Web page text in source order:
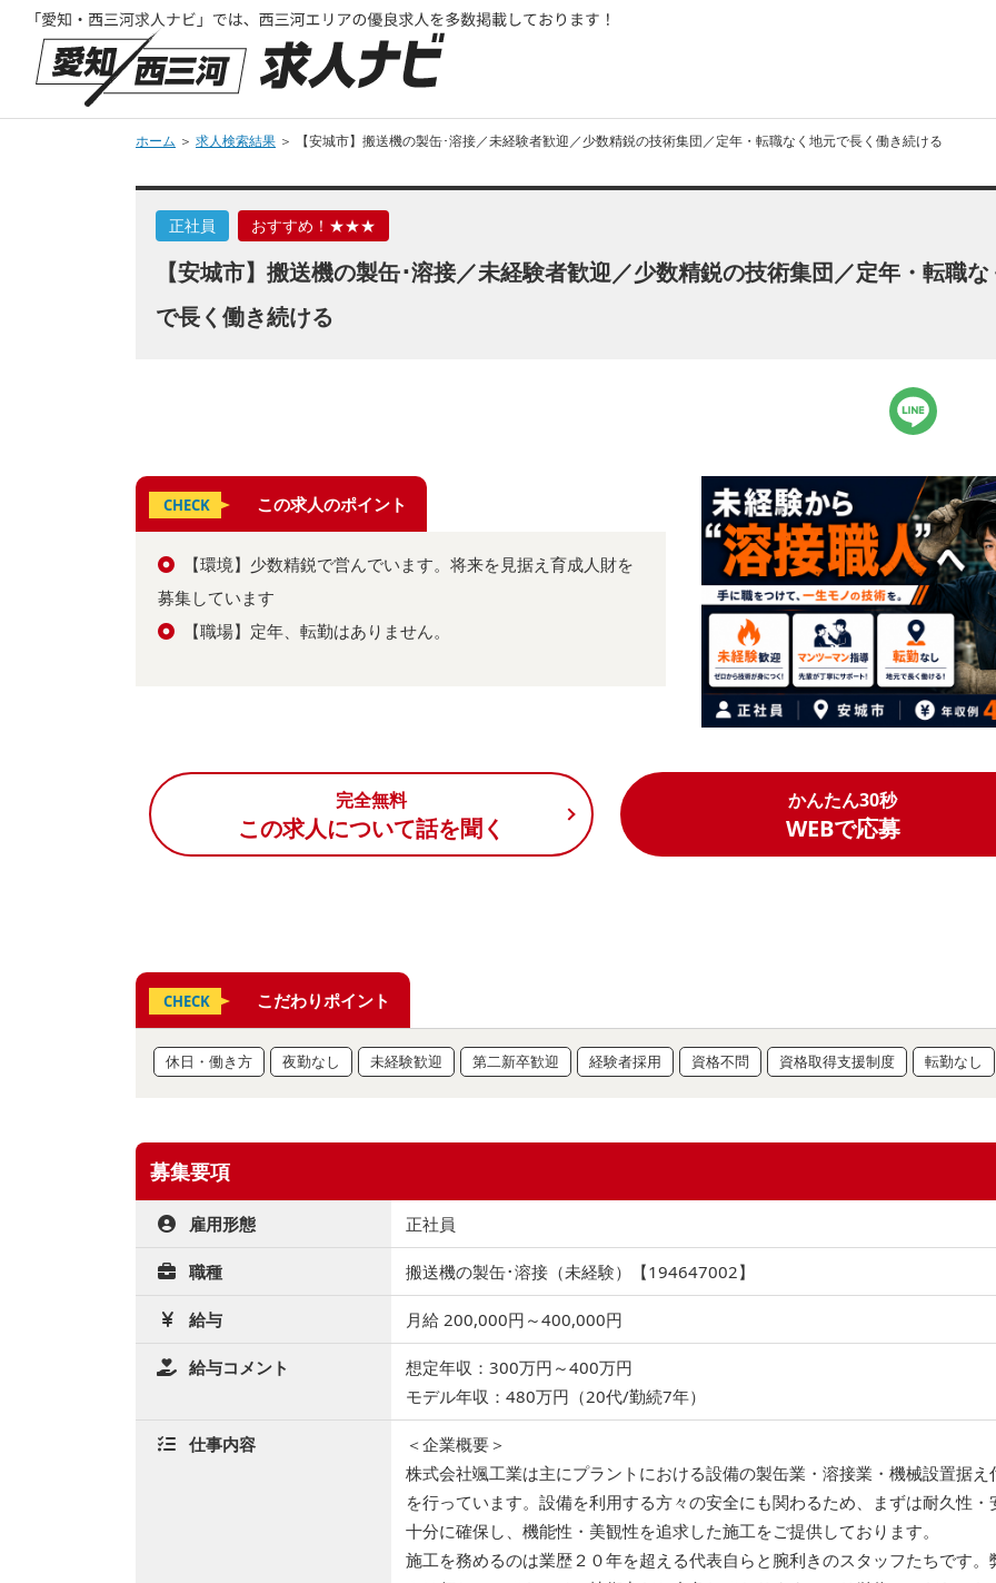
ホーム ＞ 求人検索結果 ＞ 【安城市】搬送機の製缶･溶接／未経験者歓迎／少数精鋭の技術集団／定年・転職なく地元で長く働き続ける
正社員 おすすめ！★★★
【安城市】搬送機の製缶･溶接／未経験者歓迎／少数精鋭の技術集団／定年・転職
で長く働き続ける
CHECK この求人のポイント
【環境】少数精鋭で営んでいます。将来を見据え育成人財を
募集しています
【職場】定年、転勤はありません。
完全無料
この求人について話を聞く
かんたん30秒
WEBで応募
CHECK こだわりポイント
休日・働き方 夜勤なし 未経験歓迎 第二新卒歓迎 経験者採用 資格不問 資格取得支援制度 転勤なし
募集要項
雇用形態 正社員
職種 搬送機の製缶･溶接（未経験）【194647002】
給与 月給 200,000円～400,000円
給与コメント
想定年収：300万円～400万円
モデル年収：480万円（20代/勤続7年）
仕事内容
＜企業概要＞
株式会社颯工業は主にプラントにおける設備の製缶業・溶接業・機械設置据え
を行っています。設備を利用する方々の安全にも関わるため、まずは耐久性・
十分に確保し、機能性・美観性を追求した施工をご提供しております。
施工を務めるのは業歴２０年を超える代表自らと腕利きのスタッフたちです。